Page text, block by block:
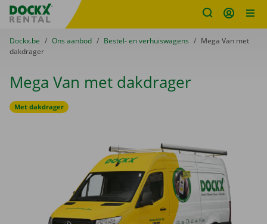
Fratello DEMO
U bevindt zich hier:
van
Dockx.be naar
Ons aanbod naar
Bestel- en verhuiswagens naar
Mega Van met
dakdrager
Mega Van met dakdrager
Met dakdrager